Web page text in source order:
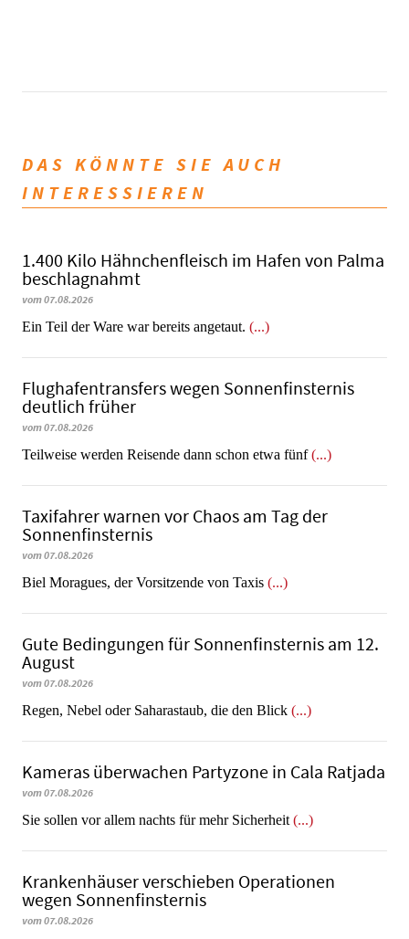
DAS KÖNNTE SIE AUCH
INTERESSIEREN
1.400 Kilo Hähnchenfleisch im Hafen von Palma
beschlagnahmt
vom 07.08.2026
​​​​​​​Ein Teil der Ware war bereits angetaut. (...)
Flughafentransfers wegen Sonnenfinsternis
deutlich früher
vom 07.08.2026
Teilweise werden Reisende dann schon etwa fünf(...)
Taxifahrer warnen vor Chaos am Tag der
Sonnenfinsternis
vom 07.08.2026
​​​​​​​Biel Moragues, der Vorsitzende von Taxis (...)
Gute Bedingungen für Sonnenfinsternis am 12.
August
vom 07.08.2026
Regen, Nebel oder Saharastaub, die den Blick (...)
Kameras überwachen Partyzone in Cala Ratjada
vom 07.08.2026
Sie sollen vor allem nachts für mehr Sicherheit (...)
Krankenhäuser verschieben Operationen
wegen Sonnenfinsternis
vom 07.08.2026